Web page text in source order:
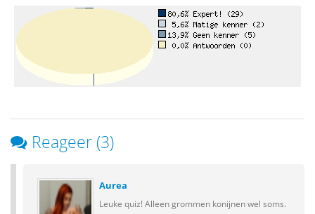
Reageer (3)
Aurea
Leuke quiz! Alleen grommen konijnen wel soms.